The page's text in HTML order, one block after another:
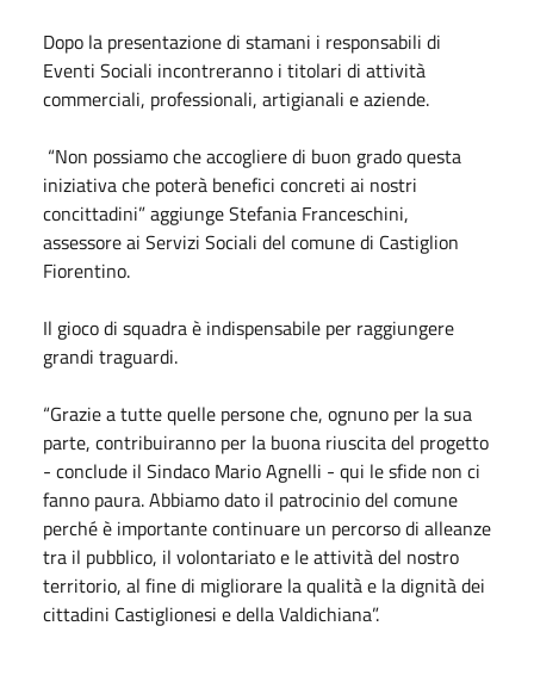
Dopo la presentazione di stamani i responsabili di
Eventi Sociali incontreranno i titolari di attività
commerciali, professionali, artigianali e aziende.
“Non possiamo che accogliere di buon grado questa
iniziativa che poterà benefici concreti ai nostri
concittadini” aggiunge Stefania Franceschini,
assessore ai Servizi Sociali del comune di Castiglion
Fiorentino.
Il gioco di squadra è indispensabile per raggiungere
grandi traguardi.
“Grazie a tutte quelle persone che, ognuno per la sua
parte, contribuiranno per la buona riuscita del progetto
- conclude il Sindaco Mario Agnelli - qui le sfide non ci
fanno paura. Abbiamo dato il patrocinio del comune
perché è importante continuare un percorso di alleanze
tra il pubblico, il volontariato e le attività del nostro
territorio, al fine di migliorare la qualità e la dignità dei
cittadini Castiglionesi e della Valdichiana”.